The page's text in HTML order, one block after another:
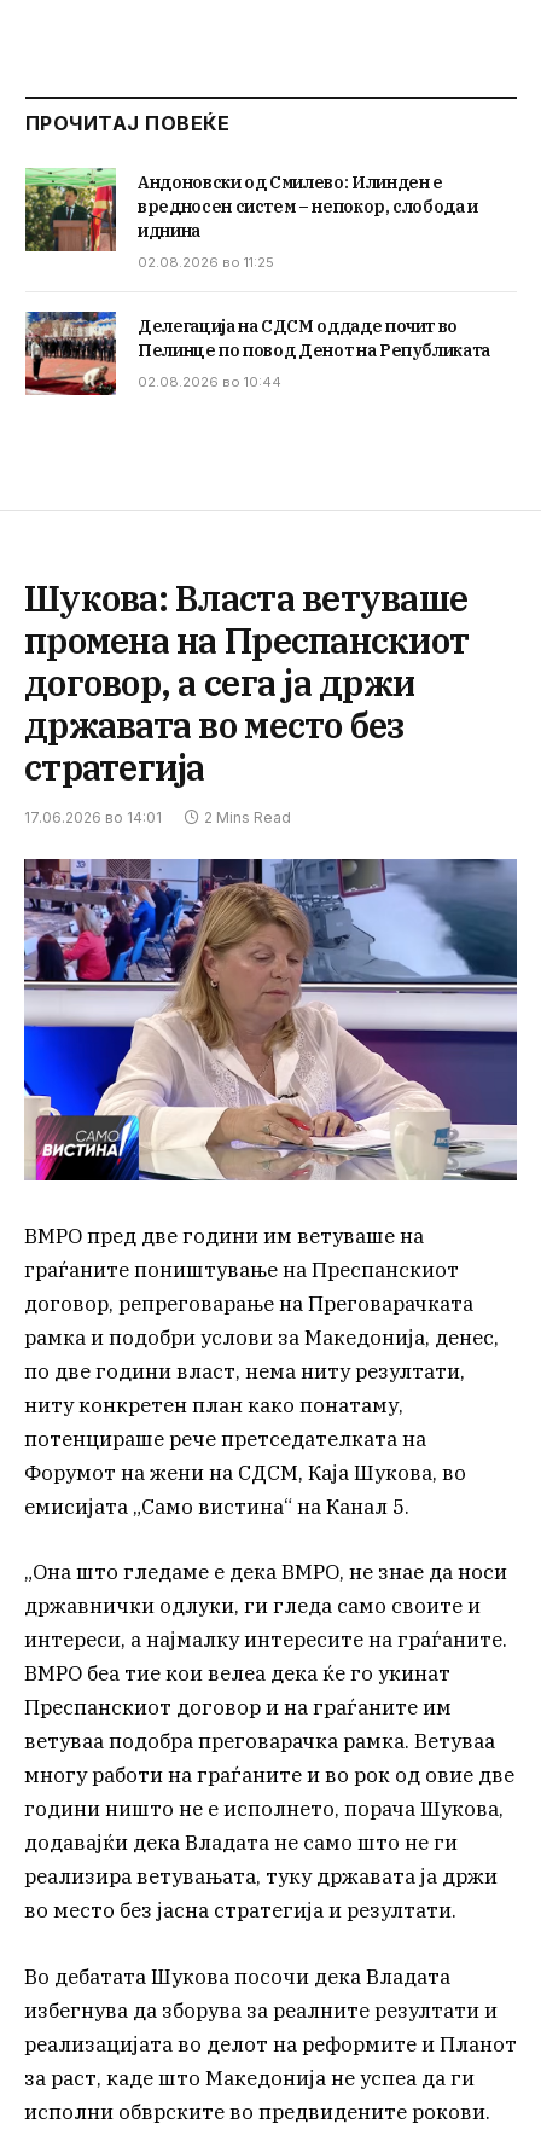
ПРОЧИТАЈ ПОВЕЌЕ
Андоновски од Смилево: Илинден е
вредносен систем – непокор, слобода и
иднина
02.08.2026 во 11:25
Делегација на СДСМ оддаде почит во
Пелинце по повод Денот на Републиката
02.08.2026 во 10:44
Шукова: Власта ветуваше
промена на Преспанскиот
договор, а сега ја држи
државата во место без
стратегија
17.06.2026 во 14:01 2 Mins Read
ВМРО пред две години им ветуваше на
граѓаните поништување на Преспанскиот
договор, репреговарање на Преговарачката
рамка и подобри услови за Македонија, денес,
по две години власт, нема ниту резултати,
ниту конкретен план како понатаму,
потенцираше рече претседателката на
Форумот на жени на СДСМ, Каја Шукова, во
емисијата „Само вистина“ на Канал 5.
„Она што гледаме е дека ВМРО, не знае да носи
државнички одлуки, ги гледа само своите и
интереси, а најмалку интересите на граѓаните.
ВМРО беа тие кои велеа дека ќе го укинат
Преспанскиот договор и на граѓаните им
ветуваа подобра преговарачка рамка. Ветуваа
многу работи на граѓаните и во рок од овие две
години ништо не е исполнето, порача Шукова,
додавајќи дека Владата не само што не ги
реализира ветувањата, туку државата ја држи
во место без јасна стратегија и резултати.
Во дебатата Шукова посочи дека Владата
избегнува да зборува за реалните резултати и
реализацијата во делот на реформите и Планот
за раст, каде што Македонија не успеа да ги
исполни обврските во предвидените рокови.